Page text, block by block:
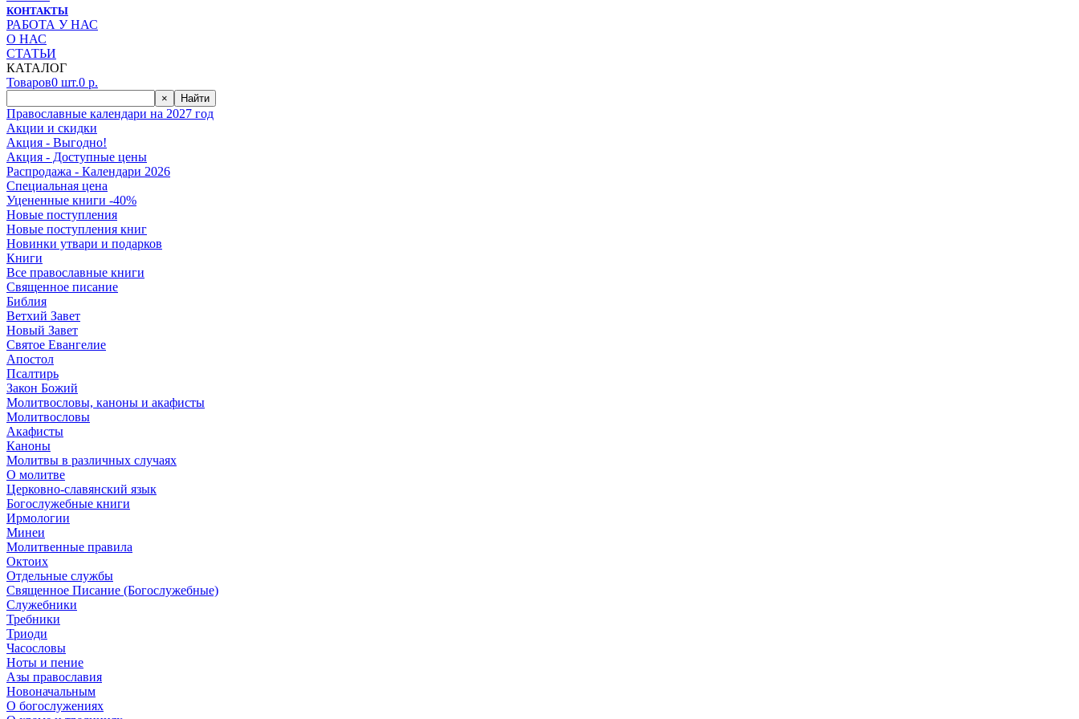
КОНТАКТЫ
РАБОТА У НАС
О НАС
СТАТЬИ
КАТАЛОГ
Товаров0 шт.0 р.
× Найти
Православные календари на 2027 год
Акции и скидки
Акция - Выгодно!
Акция - Доступные цены
Распродажа - Календари 2026
Специальная цена
Уцененные книги -40%
Новые поступления
Новые поступления книг
Новинки утвари и подарков
Книги
Все православные книги
Священное писание
Библия
Ветхий Завет
Новый Завет
Святое Евангелие
Апостол
Псалтирь
Закон Божий
Молитвословы, каноны и акафисты
Молитвословы
Акафисты
Каноны
Молитвы в различных случаях
О молитве
Церковно-славянский язык
Богослужебные книги
Ирмологии
Минеи
Молитвенные правила
Октоих
Отдельные службы
Священное Писание (Богослужебные)
Служебники
Требники
Триоди
Часословы
Ноты и пение
Азы православия
Новоначальным
О богослужениях